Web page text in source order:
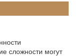
сложности могут